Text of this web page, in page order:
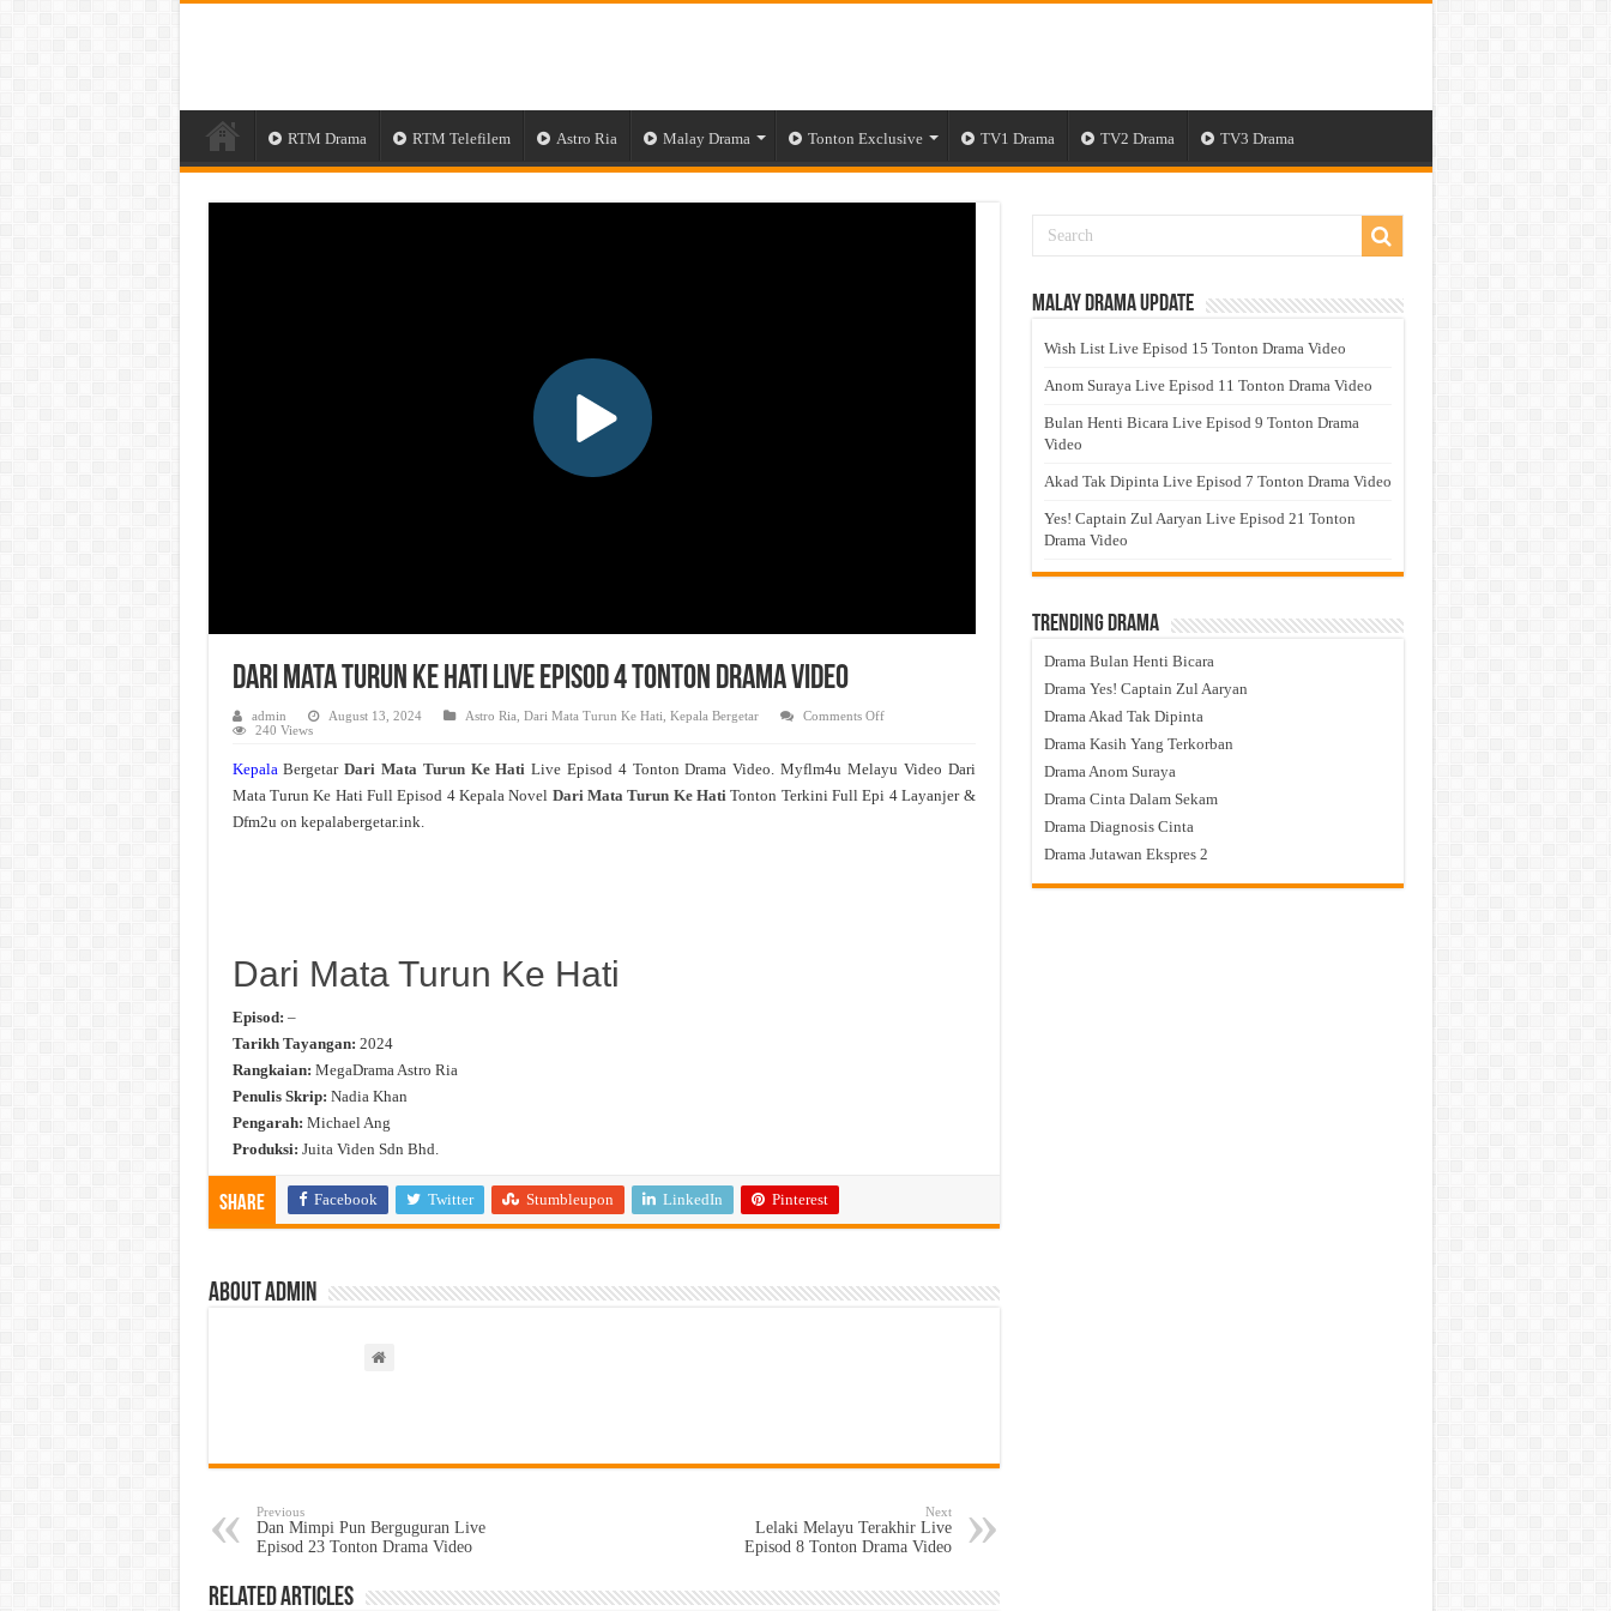
RTM Drama RTM Telefilem Astro Ria Malay Drama Tonton Exclusive TV1 Drama TV2 Drama TV3 Drama
Dari Mata Turun Ke Hati Live Episod 4 Tonton Drama Video
admin August 13, 2024 Astro Ria Dari Mata Turun Ke Hati Kepala Bergetar Comments Offon
Ke
Live
240 Views
KepalaBergetarDari Mata Turun Ke HatiLive Episod 4 Tonton Drama Video. Myflm4u Melayu Video Dari
Mata Turun Ke Hati Full Episod 4 Kepala Novel Dari Mata Turun Ke HatiTonton Terkini Full Epi 4 Layanjer &
Dfm2u on kepalabergetar.ink.
Dari Mata Turun Ke Hati
Episod: –
Tarikh Tayangan: 2024
Rangkaian: MegaDrama Astro Ria
Penulis Skrip: Nadia Khan
Pengarah: Michael Ang
Produksi: Juita Viden Sdn Bhd.
Share Facebook Twitter Stumbleupon LinkedIn Pinterest
About admin
Previous
Dan Mimpi Pun Berguguran Live
Episod 23 Tonton Drama Video
Next
Lelaki Melayu Terakhir Live
Episod 8 Tonton Drama Video
Related Articles
Malay Drama Update
Wish List Live Episod 15 Tonton Drama Video
Anom Suraya Live Episod 11 Tonton Drama Video
Bulan Henti Bicara Live Episod 9 Tonton Drama
Video
Akad Tak Dipinta Live Episod 7 Tonton Drama Video
Yes! Captain Zul Aaryan Live Episod 21 Tonton
Drama Video
Trending Drama
Drama Bulan Henti Bicara
Drama Yes! Captain Zul Aaryan
Drama Akad Tak Dipinta
Drama Kasih Yang Terkorban
Drama Anom Suraya
Drama Cinta Dalam Sekam
Drama Diagnosis Cinta
Drama Jutawan Ekspres 2